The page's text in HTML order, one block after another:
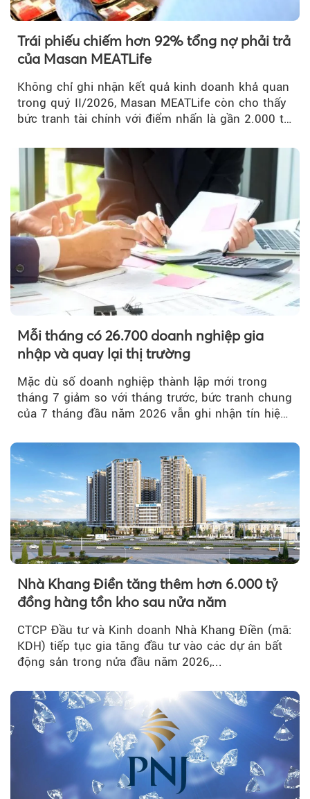
Trái phiếu chiếm hơn 92% tổng nợ phải trả
của Masan MEATLife
Không chỉ ghi nhận kết quả kinh doanh khả quan
trong quý II/2026, Masan MEATLife còn cho thấy
bức tranh tài chính với điểm nhấn là gần 2.000 tỷ
Mỗi tháng có 26.700 doanh nghiệp gia
nhập và quay lại thị trường
Mặc dù số doanh nghiệp thành lập mới trong
tháng 7 giảm so với tháng trước, bức tranh chung
của 7 tháng đầu năm 2026 vẫn ghi nhận tín hiệu
Nhà Khang Điền tăng thêm hơn 6.000 tỷ
đồng hàng tồn kho sau nửa năm
CTCP Đầu tư và Kinh doanh Nhà Khang Điền (mã:
KDH) tiếp tục gia tăng đầu tư vào các dự án bất
động sản trong nửa đầu năm 2026,...